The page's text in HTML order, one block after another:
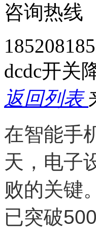
咨询热线
dcdc开关
返回列表
在智能手
天，电子
败的关键
已突破